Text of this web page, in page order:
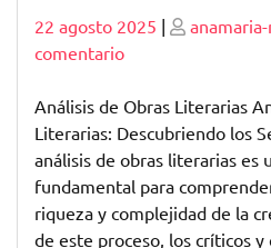
Publicado
22 agosto 2025 | Publicado
comentarioen
el
Análisis
de
Obras
Literarias
Análisis de Obras Literarias
Literarias: Descubriendo los
análisis de obras literarias es
fundamental para
riqueza y complejidad de la
de este proceso, los críticos